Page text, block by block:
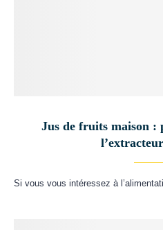
Jus de fruits maison
Si vous vous intéressez à